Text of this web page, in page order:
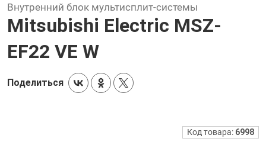
Внутренний блок мультисплит-системы
Mitsubishi Electric MSZ-
EF22 VE W
Поделиться
Код товара: 6998